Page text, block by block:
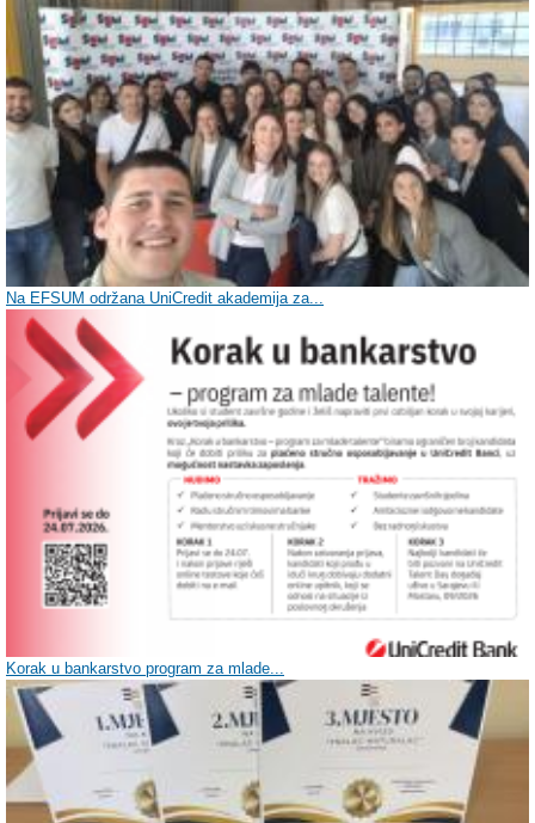
Na EFSUM održana UniCredit akademija za...
Korak u bankarstvo program za mlade...